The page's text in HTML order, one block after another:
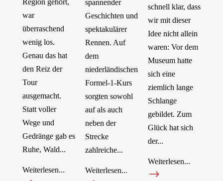
Region gehört,
war
überraschend
wenig los.
Genau das hat
den Reiz der
Tour
ausgemacht.
Statt voller
Wege und
Gedränge gab es
Ruhe, Wald...
Weiterlesen...
spannender
Geschichten und
spektakulärer
Rennen. Auf
dem
niederländischen
Formel-1-Kurs
sorgten sowohl
auf als auch
neben der
Strecke
zahlreiche...
Weiterlesen...
schnell klar, dass
wir mit dieser
Idee nicht allein
waren: Vor dem
Museum hatte
sich eine
ziemlich lange
Schlange
gebildet. Zum
Glück hat sich
der...
Weiterlesen...
$